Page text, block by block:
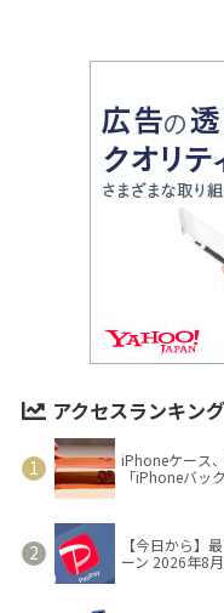
アクセスランキング
iPhoneケース
「iPhoneバッ
【今日から】
ーン 2026年8